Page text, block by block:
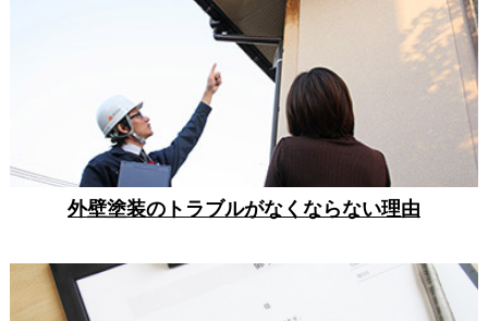
外壁塗装のトラブルがなくならない理由